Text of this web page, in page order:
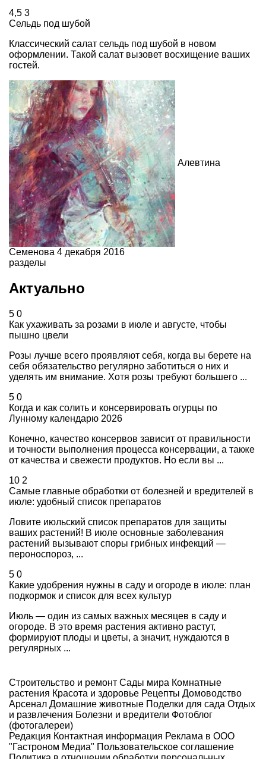
4,5 3
Сельдь под шубой
Классический салат сельдь под шубой в новом
оформлении. Такой салат вызовет восхищение ваших
гостей.
Алевтина
Семенова 4 декабря 2016
разделы
Актуально
5 0
Как ухаживать за розами в июле и августе, чтобы
пышно цвели
Розы лучше всего проявляют себя, когда вы берете на
себя обязательство регулярно заботиться о них и
уделять им внимание. Хотя розы требуют большего ...
5 0
Когда и как солить и консервировать огурцы по
Лунному календарю 2026
Конечно, качество консервов зависит от правильности
и точности выполнения процесса консервации, а также
от качества и свежести продуктов. Но если вы ...
10 2
Самые главные обработки от болезней и вредителей в
июле: удобный список препаратов
Ловите июльский список препаратов для защиты
ваших растений! В июле основные заболевания
растений вызывают споры грибных инфекций —
пероноспороз, ...
5 0
Какие удобрения нужны в саду и огороде в июле: план
подкормок и список для всех культур
Июль — один из самых важных месяцев в саду и
огороде. В это время растения активно растут,
формируют плоды и цветы, а значит, нуждаются в
регулярных ...
Строительство и ремонт Сады мира Комнатные
растения Красота и здоровье Рецепты Домоводство
Арсенал Домашние животные Поделки для сада Отдых
и развлечения Болезни и вредители Фотоблог
(фотогалереи)
Редакция Контактная информация Реклама в ООО
"Гастроном Медиа" Пользовательское соглашение